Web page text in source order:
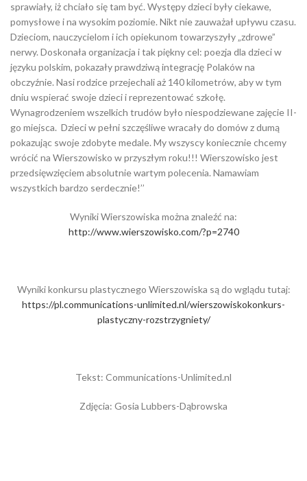
sprawiały, iż chciało się tam być. Występy dzieci były ciekawe,
pomysłowe i na wysokim poziomie. Nikt nie zauważał upływu czasu.
Dzieciom, nauczycielom i ich opiekunom towarzyszyły „zdrowe”
nerwy. Doskonała organizacja i tak piękny cel: poezja dla dzieci w
języku polskim, pokazały prawdziwą integrację Polaków na
obczyźnie. Nasi rodzice przejechali aż 140 kilometrów, aby w tym
dniu wspierać swoje dzieci i reprezentować szkołę.
Wynagrodzeniem wszelkich trudów było niespodziewane zajęcie II-
go miejsca. Dzieci w pełni szczęśliwe wracały do domów z dumą
pokazując swoje zdobyte medale. My wszyscy koniecznie chcemy
wrócić na Wierszowisko w przyszłym roku!!! Wierszowisko jest
przedsięwzięciem absolutnie wartym polecenia. Namawiam
wszystkich bardzo serdecznie!’’
Wyniki Wierszowiska można znaleźć na:
http://www.wierszowisko.com/?p=2740
Wyniki konkursu plastycznego Wierszowiska są do wglądu tutaj:
https://pl.communications-unlimited.nl/wierszowiskokonkurs-
plastyczny-rozstrzygniety/
Tekst: Communications-Unlimited.nl
Zdjęcia: Gosia Lubbers-Dąbrowska